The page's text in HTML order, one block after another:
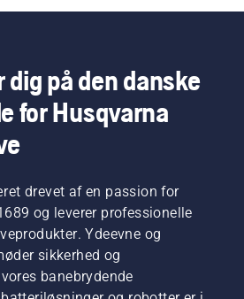
dig på den danske
for Husqvarna
drevet af en passion for
og leverer professionelle
Ydeevne og
sikkerhed og
banebrydende